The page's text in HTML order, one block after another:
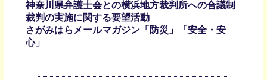
神奈川県弁護士会との横浜地方裁判所への合議制
裁判の実施に関する要望活動
さがみはらメールマガジン「防災」「安全・安
心」